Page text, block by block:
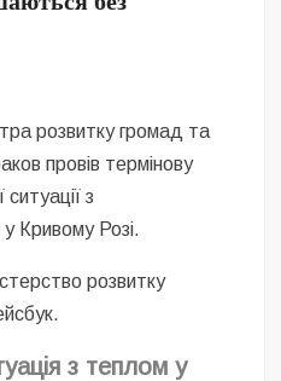
ринку та вплив на
не дестабілізувати ситуацію
розвитку громад та
провів термінову
з
Кривому Розі.
розвитку
з теплом у